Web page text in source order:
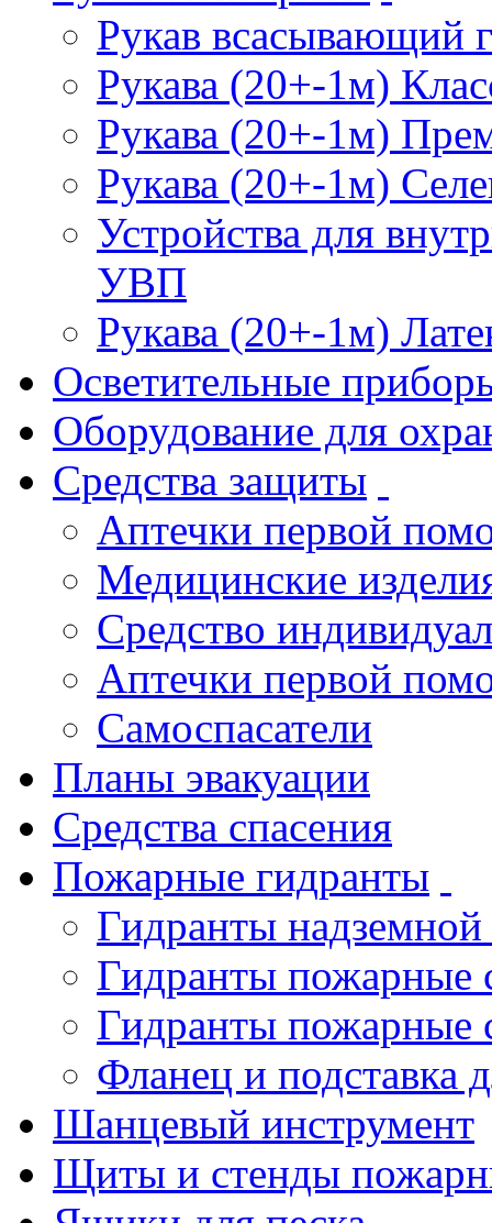
Рукав всасывающий
Рукава (20+-1м)
Рукава (20+-1м)
Рукава (20+-1м)
Устройства для
УВП
Рукава (20+-1м)
Осветительные
Оборудование для
Средства защиты
Аптечки первой
Медицинские
Средство
Аптечки первой
Самоспасатели
Планы эвакуации
Средства спасения
Пожарные гидранты
Гидранты
Гидранты пожарные
Гидранты пожарные
Фланец и подставка
Шанцевый инструмент
Щиты и стенды